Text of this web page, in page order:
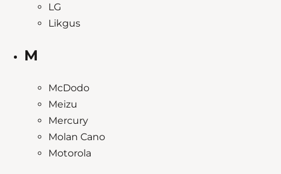
LG
Likgus
M
McDodo
Meizu
Mercury
Molan Cano
Motorola